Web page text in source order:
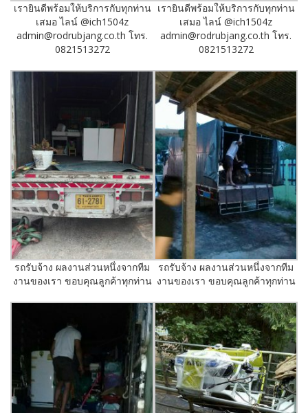
เรายินดีพร้อมให้บริการกับทุกท่าน
เสมอ ไลน์ @ich1504z
admin@rodrubjang.co.th โทร.
0821513272
เรายินดีพร้อมให้บริการกับทุกท่าน
เสมอ ไลน์ @ich1504z
admin@rodrubjang.co.th โทร.
0821513272
รถรับจ้าง ผลงานส่วนหนึ่งจากทีม
งานของเรา ขอบคุณลูกค้าทุกท่าน
รถรับจ้าง ผลงานส่วนหนึ่งจากทีม
งานของเรา ขอบคุณลูกค้าทุกท่าน